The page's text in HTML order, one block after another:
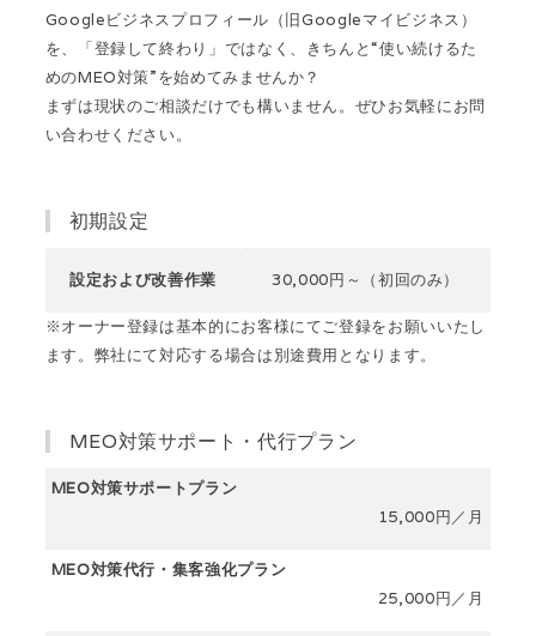
Googleビジネスプロフィール（旧Googleマイビジネス）
を、「登録して終わり」ではなく、きちんと“使い続けるた
めのMEO対策”を始めてみませんか？
まずは現状のご相談だけでも構いません。ぜひお気軽にお問
い合わせください。
初期設定
設定および改善作業 30,000円～（初回のみ）
※オーナー登録は基本的にお客様にてご登録をお願いいたし
ます。弊社にて対応する場合は別途費用となります。
MEO対策サポート・代行プラン
MEO対策サポートプラン
15,000円／月
MEO対策代行・集客強化プラン
25,000円／月